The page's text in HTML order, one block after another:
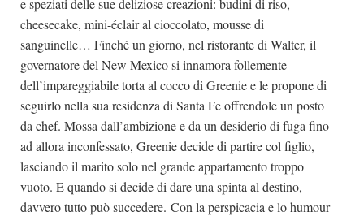
e speziati delle sue deliziose creazioni: budini di riso,
cheesecake, mini-éclair al cioccolato, mousse di
sanguinelle… Finché un giorno, nel ristorante di Walter, il
governatore del New Mexico si innamora follemente
dell’impareggiabile torta al cocco di Greenie e le propone di
seguirlo nella sua residenza di Santa Fe offrendole un posto
da chef. Mossa dall’ambizione e da un desiderio di fuga fino
ad allora inconfessato, Greenie decide di partire col figlio,
lasciando il marito solo nel grande appartamento troppo
vuoto. E quando si decide di dare una spinta al destino,
davvero tutto può succedere. Con la perspicacia e lo humour